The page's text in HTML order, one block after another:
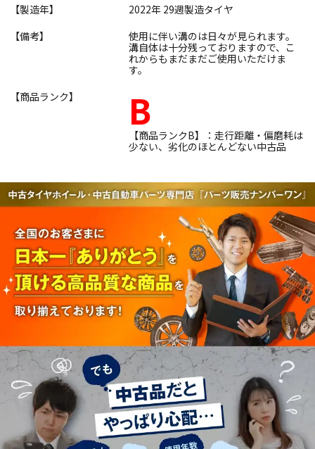
【製造年】
2022年 29週製造タイヤ
【備考】
使用に伴い溝のは日々が見られます。
溝自体は十分残っておりますので、こ
れからもまだまだご使用いただけま
す。
【商品ランク】
B
【商品ランクB】：走行距離・偏磨耗は
少ない、劣化のほとんどない中古品